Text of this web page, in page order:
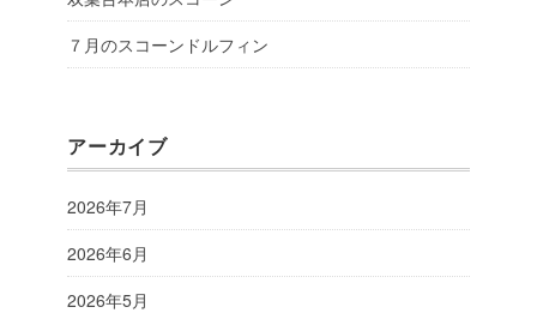
７月のスコーンドルフィン
アーカイブ
2026年7月
2026年6月
2026年5月